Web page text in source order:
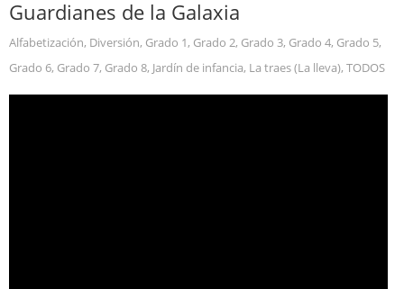
Guardianes de la Galaxia
Alfabetización, Diversión, Grado 1, Grado 2, Grado 3, Grado 4, Grado 5,
Grado 6, Grado 7, Grado 8, Jardín de infancia, La traes (La lleva), TODOS